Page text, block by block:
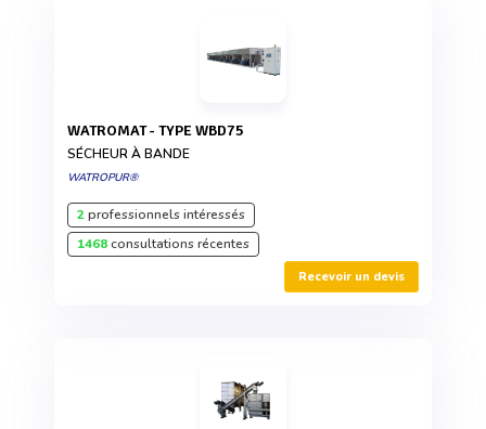
WATROMAT - TYPE WBD75
SÉCHEUR À BANDE
WATROPUR®
2professionnels intéressés
1468consultations récentes
Recevoir un devis